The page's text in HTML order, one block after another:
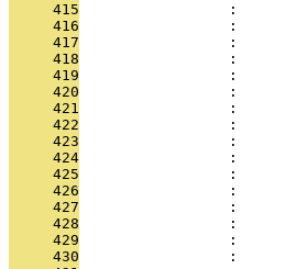
     415
:
     416
:
     417
:
     418
:
     419
:
     420
:
     421
:
     422
:
     423
:
     424
:
     425
:
     426
:
     427
:
     428
:
     429
:
     430
: